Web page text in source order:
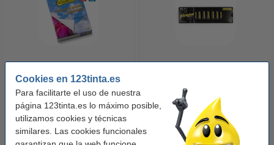
Cookies en 123tinta.es
Para facilitarte el uso de nuestra
página 123tinta.es lo máximo posible,
utilizamos cookies y técnicas
similares. Las cookies funcionales
123tinta Papel fotográfico
10,50 € Incl. 21% IVA
Power AA - LR06 - MN1500 - 24
unidades
14,50 € Incl. 21% IVA